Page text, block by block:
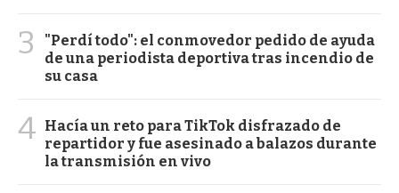
3
"Perdí todo": el conmovedor pedido de ayuda
de una periodista deportiva tras incendio de
su casa
4 Hacía un reto para TikTok disfrazado de
repartidor y fue asesinado a balazos durante
la transmisión en vivo